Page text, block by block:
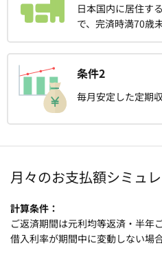
日本国内に居住す
で、完済時満70歳
条件2
毎月安定した定期
月々のお支払額シミュ
計算条件
ご返済期間は元利均等返済・半年
借入利率が期間中に変動しない場合